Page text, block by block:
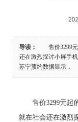
导读：
售价3299元
还在激烈探讨小屏手
苏宁预约数据显示，
售价3299元起的
就在社会还在激烈